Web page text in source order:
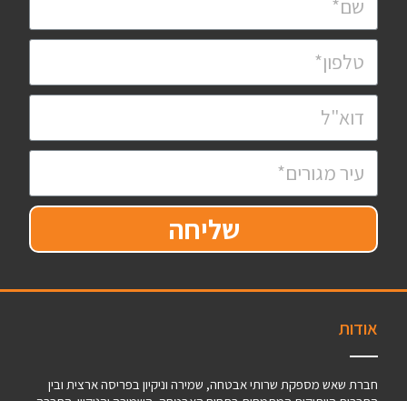
שליחה
אודות
חברת שאש מספקת שרותי אבטחה, שמירה וניקיון בפריסה ארצית ובין